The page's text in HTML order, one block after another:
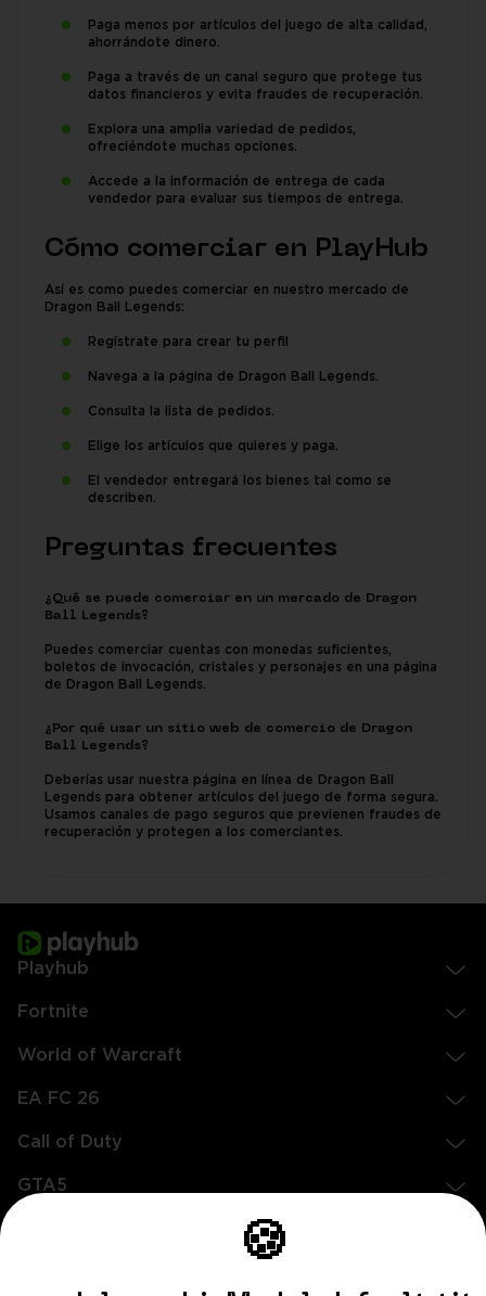
Paga menos por artículos del juego de alta calidad,
ahorrándote dinero.
Paga a través de un canal seguro que protege tus
datos financieros y evita fraudes de recuperación.
Explora una amplia variedad de pedidos,
ofreciéndote muchas opciones.
Accede a la información de entrega de cada
vendedor para evaluar sus tiempos de entrega.
Cómo comerciar en PlayHub
Así es como puedes comerciar en nuestro mercado de
Dragon Ball Legends:
Regístrate para crear tu perfil
Navega a la página de Dragon Ball Legends.
Consulta la lista de pedidos.
Elige los artículos que quieres y paga.
El vendedor entregará los bienes tal como se
describen.
Preguntas frecuentes
¿Qué se puede comerciar en un mercado de Dragon
Ball Legends?
Puedes comerciar cuentas con monedas suficientes,
boletos de invocación, cristales y personajes en una página
de Dragon Ball Legends.
¿Por qué usar un sitio web de comercio de Dragon
Ball Legends?
Deberías usar nuestra página en línea de Dragon Ball
Legends para obtener artículos del juego de forma segura.
Usamos canales de pago seguros que previenen fraudes de
recuperación y protegen a los comerciantes.
Playhub
Fortnite
World of Warcraft
EA FC 26
Call of Duty
GTA5
FR
footer.needHelp
🍪